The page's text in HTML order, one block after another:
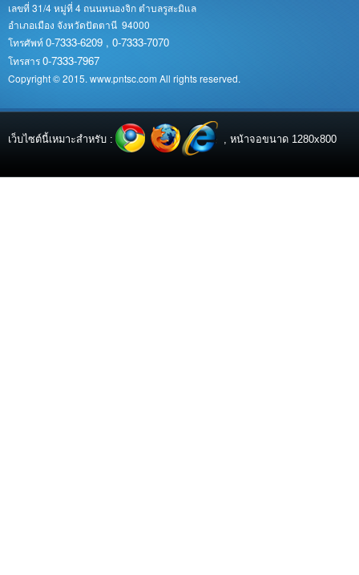
เลขที่ 31/4 หมู่ที่ 4 ถนนหนองจิก ตำบลรูสะมิแล
อำเภอเมือง จังหวัดปัตตานี 94000
โทรศัพท์0-7333-6209 , 0-7333-7070
โทรสาร0-7333-7967
Copyright © 2015. www.pntsc.com All rights reserved.
เว็บไซต์นี้เหมาะสำหรับ : , หน้าจอขนาด 1280x800